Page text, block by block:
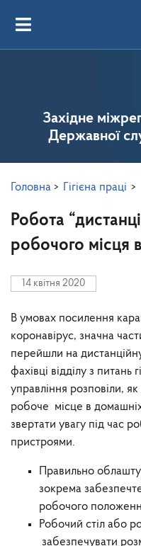
Західне
Державної
Головна > Гігієна праці >
Робота
робочого місця
14 квітня 2020
В умовах посилення
коронавірус, значна
перейшли на
фахівці відділу з питань
управління розповіли, як
робоче місце в
звертати увагу під час
пристроями.
Правильно
зокрема
робочого
Робочий стіл або
забезпечувати